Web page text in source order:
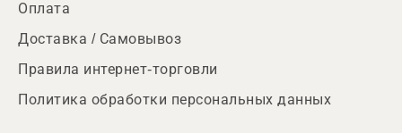
Оплата
Доставка / Самовывоз
Правила интернет-торговли
Политика обработки персональных данных